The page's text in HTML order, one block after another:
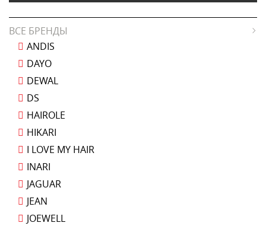
ВСЕ БРЕНДЫ
ANDIS
DAYO
DEWAL
DS
HAIROLE
HIKARI
I LOVE MY HAIR
INARI
JAGUAR
JEAN
JOEWELL